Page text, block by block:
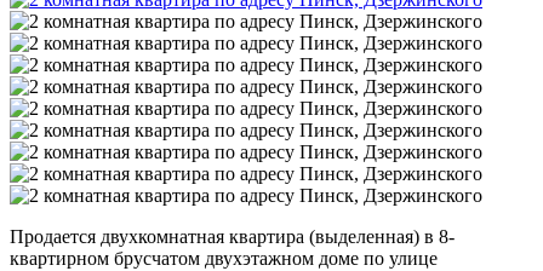
Продается двухкомнатная квартира (выделенная) в 8-
квартирном брусчатом двухэтажном доме по улице